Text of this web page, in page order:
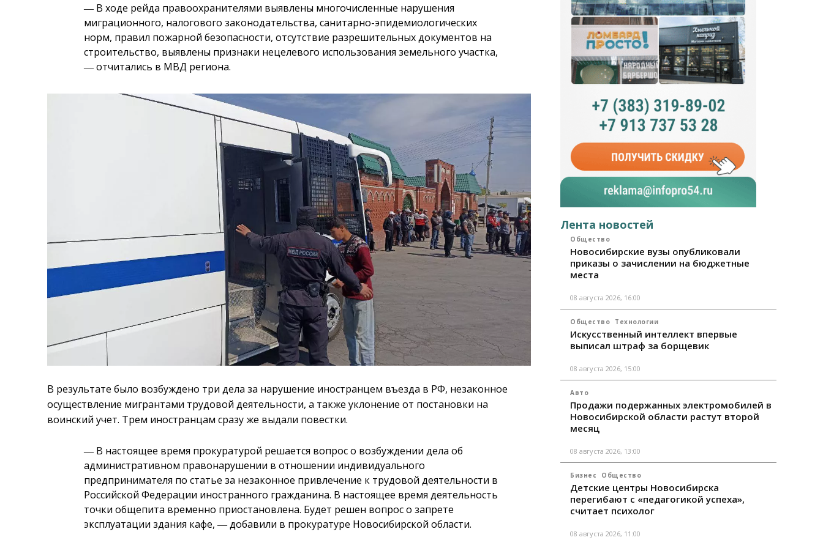
― В ходе рейда правоохранителями выявлены многочисленные нарушения
миграционного, налогового законодательства, санитарно-эпидемиологических
норм, правил пожарной безопасности, отсутствие разрешительных документов на
строительство, выявлены признаки нецелевого использования земельного участка,
― отчитались в МВД региона.
В результате было возбуждено три дела за нарушение иностранцем въезда в РФ, незаконное
осуществление мигрантами трудовой деятельности, а также уклонение от постановки на
воинский учет. Трем иностранцам сразу же выдали повестки.
― В настоящее время прокуратурой решается вопрос о возбуждении дела об
административном правонарушении в отношении индивидуального
предпринимателя по статье за незаконное привлечение к трудовой деятельности в
Российской Федерации иностранного гражданина. В настоящее время деятельность
точки общепита временно приостановлена. Будет решен вопрос о запрете
эксплуатации здания кафе, ― добавили в прокуратуре Новосибирской области.
Лента новостей
Общество
Новосибирские вузы опубликовали
приказы о зачислении на бюджетные
места
08 августа 2026, 16:00
Общество Технологии
Искусственный интеллект впервые
выписал штраф за борщевик
08 августа 2026, 15:00
Авто
Продажи подержанных электромобилей в
Новосибирской области растут второй
месяц
08 августа 2026, 13:00
Бизнес Общество
Детские центры Новосибирска
перегибают с «педагогикой успеха»,
считает психолог
08 августа 2026, 11:00